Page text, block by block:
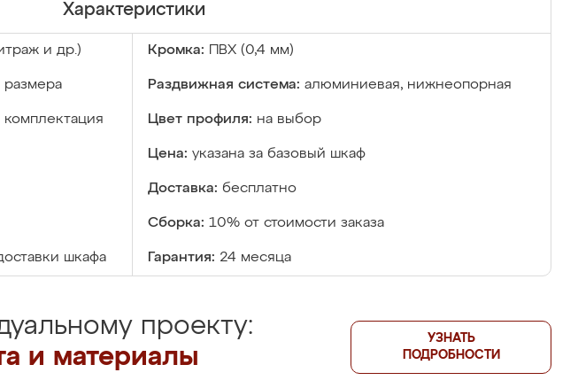
Характеристики
и др.) Кромка: ПВХ (0,4 мм)
размера Раздвижная система: алюминиевая, нижнеопорная
комплектация Цвет профиля: на выбор
Цена: указана за базовый шкаф
Доставка: бесплатно
Сборка: 10% от стоимости заказа
шкафа Гарантия: 24 месяца
проекту:
и материалы
УЗНАТЬ
ПОДРОБНОСТИ